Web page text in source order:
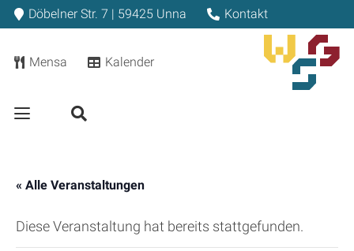
Döbelner Str. 7 | 59425 Unna Kontakt
Mensa Kalender
« Alle Veranstaltungen
Diese Veranstaltung hat bereits stattgefunden.